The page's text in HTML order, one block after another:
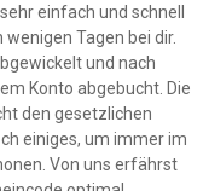
einfach und schnell
Tagen bei dir.
und nach
Konto abgebucht. Die
den gesetzlichen
einiges, um immer im
Von uns erfährst